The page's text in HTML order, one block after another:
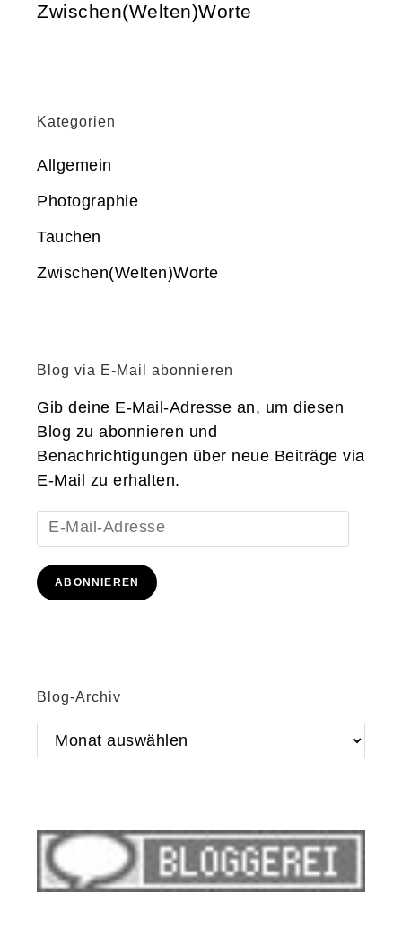
Zwischen(Welten)Worte
Kategorien
Allgemein
Photographie
Tauchen
Zwischen(Welten)Worte
Blog via E-Mail abonnieren
Gib deine E-Mail-Adresse an, um diesen
Blog zu abonnieren und
Benachrichtigungen über neue Beiträge via
E-Mail zu erhalten.
E-
Mail-
Adresse
ABONNIEREN
Blog-Archiv
Blog-
Archiv